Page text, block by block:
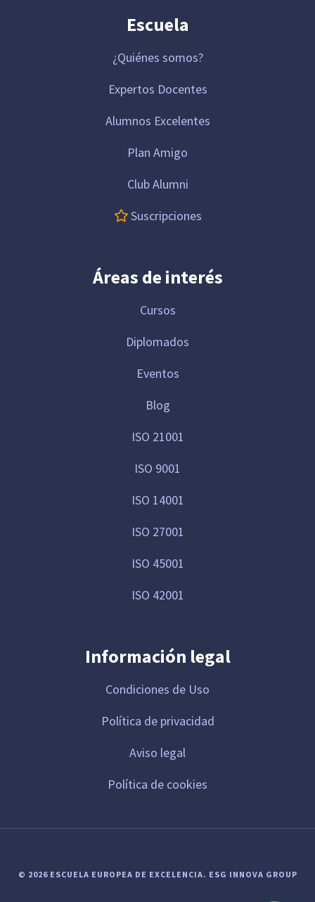
Escuela
¿Quiénes somos?
Expertos Docentes
Alumnos Excelentes
Plan Amigo
Club Alumni
Suscripciones
Áreas de interés
Cursos
Diplomados
Eventos
Blog
ISO 21001
ISO 9001
ISO 14001
ISO 27001
ISO 45001
ISO 42001
Información legal
Condiciones de Uso
Política de privacidad
Aviso legal
Política de cookies
© 2026 ESCUELA EUROPEA DE EXCELENCIA. ESG INNOVA GROUP